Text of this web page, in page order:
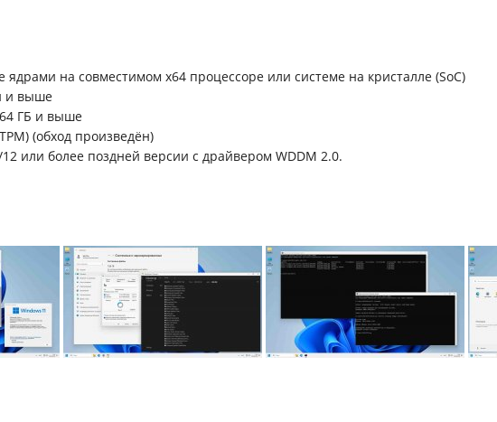
ядрами на совместимом x64 процессоре или системе на кристалле (SoC)
и выше
ГБ и выше
(обход произведён)
или более поздней версии с драйвером WDDM 2.0.